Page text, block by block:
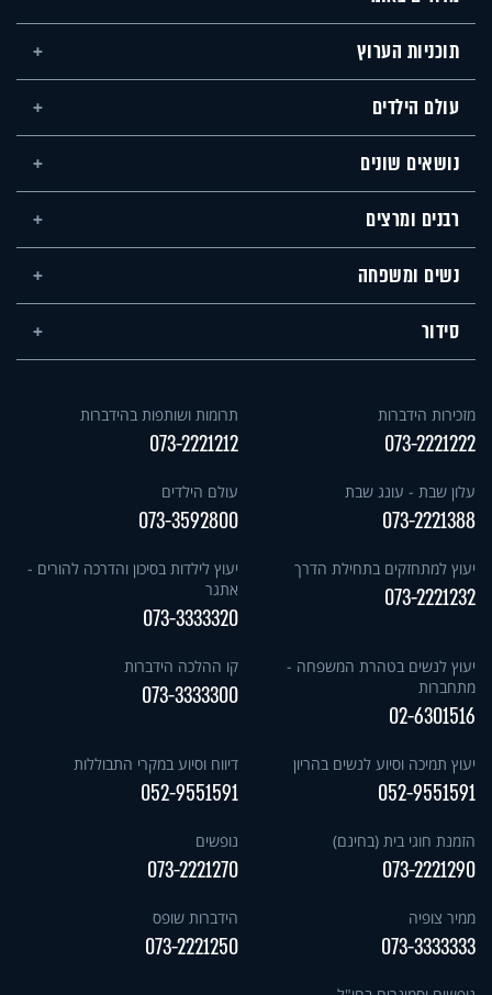
תוכניות הערוץ
עולם הילדים
נושאים שונים
רבנים ומרצים
נשים ומשפחה
סידור
מזכירות הידברות
073-2221222
תרומות ושותפות בהידברות
073-2221212
עלון שבת - עונג שבת
073-2221388
עולם הילדים
073-3592800
יעוץ למתחזקים בתחילת הדרך
073-2221232
יעוץ לילדות בסיכון והדרכה להורים -
אתגר
073-3333320
יעוץ לנשים בטהרת המשפחה -
מתחברות
02-6301516
קו ההלכה הידברות
073-3333300
יעוץ תמיכה וסיוע לנשים בהריון
052-9551591
דיווח וסיוע במקרי התבוללות
052-9551591
הזמנת חוגי בית (בחינם)
073-2221290
נופשים
073-2221270
ממיר צופיה
073-3333333
הידברות שופס
073-2221250